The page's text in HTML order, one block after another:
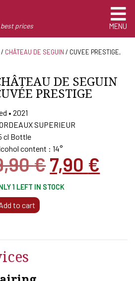
prices MENU
/ CHÂTEAU DE SEGUIN / CUVEE PRESTIGE,
DE SEGUIN
PRESTIGE
• 2021
SUPERIEUR
cl Bottle
content : 14°
€Original
price
7,90 €
1 LEFT IN STOCK
to cart